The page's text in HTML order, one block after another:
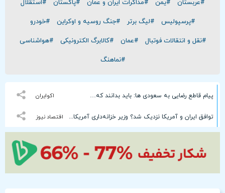
#عربستان #یمن #مذاکرات ایران و عمان #پاکستان #استقلال
#پرسپولیس #لیگ برتر #جنگ روسیه و اوکراین #خودرو
#نقل و انتقالات فوتبال #عمان #کالابرگ الکترونیکی #هواشناسی
#نماهنگ
اکوایران پیام قاطع رضایی به سعودی ها: باید بدانند که…
اقتصاد نیوز توافق ایران و آمریکا نزدیک شد؟ وزیر خزانه‌داری آمریکا از «امروز یا فردا» گفت